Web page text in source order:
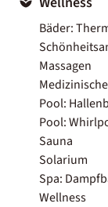
Bäder:
Massagen
Pool:
Pool:
Sauna
Solarium
Spa:
Wellness